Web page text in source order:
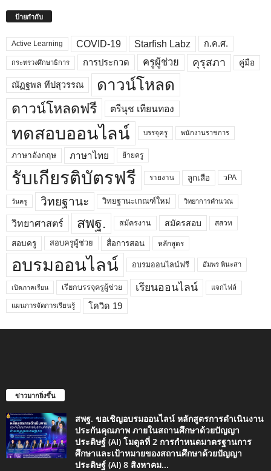
ป้ายกำกับ
Active Learning COVID-19 Starfish Labz ก.ค.ศ.
กระทรวงศึกษาธิการ การประกวด ครูผู้ช่วย คุรุสภา คู่มือ
ณัฏฐพล ทีปสุวรรณ ดาวน์โหลด
ดาวน์โหลดฟรี ตรีนุช เทียนทอง
ทดสอบออนไลน์ บรรจุครู พนักงานราชการ
ภาษาอังกฤษ ภาษาไทย ย้ายครู
รับเกียรติบัตรฟรี รายงาน ลูกเสือ วPA
วันครู วิทยฐานะ วิทยฐานะเกณฑ์ใหม่ วิทยาการคำนวณ
วิทยาศาสตร์ สพฐ. สมัครงาน สมัครสอบ สสวท
สอบครู สอบครูผู้ช่วย สื่อการสอน หลักสูตร
อบรมออนไลน์ อบรมออนไลน์ฟรี อัมพร พินะสา
เปิดภาคเรียน เรียกบรรจุครูผู้ช่วย เรียนออนไลน์ แจกไฟล์
แผนการจัดการเรียนรู้ โควิด 19
ข่าวมากยิ่งขึ้น
สพฐ. ขอเชิญอบรมออนไลน์ หลักสูตรการดำเนินงาน
ประกันคุณภาพ ภายในสถานศึกษาด้วยปัญญา
ประดิษฐ์ (AI) โมดูลที่ 2 การกำหนดมาตรฐานการ
ศึกษาและเป้าหมายของสถานศึกษาด้วยปัญญา
ประดิษฐ์ (AI) 8 สิงหาคม...